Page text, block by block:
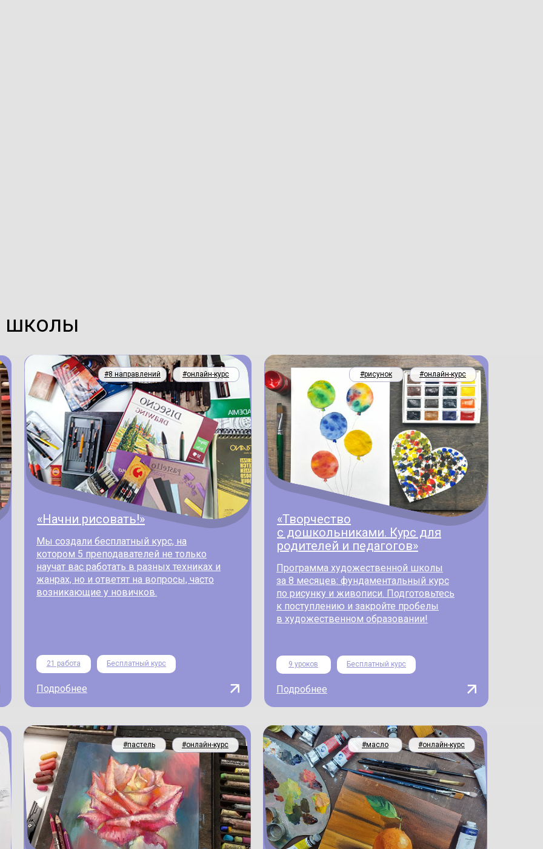
школы
«Творчество
с дошкольниками. Курс для
родителей и педагогов»
Программа художественной школы
за 8 месяцев: фундаментальный курс
по рисунку и живописи. Подготовьтесь
к поступлению и закройте пробелы
в художественном образовании!
Подробнее
Бесплатный курс
#рисунок #онлайн-курс
9 уроков
«Начни рисовать!»
Мы создали бесплатный курс, на
котором 5 преподавателей не только
научат вас работать в разных техниках и
жанрах, но и ответят на вопросы, часто
возникающие у новичков.
Подробнее
Бесплатный курс
21 работа
#онлайн-курс
#8 направлений
#онлайн-курс
#масло
#онлайн-курс
#пастель